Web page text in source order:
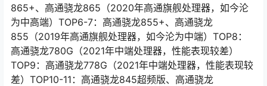
865+、高通骁龙865（2020年高通旗舰处理器，如今沦
为中高端）TOP6-7：高通骁龙855+、高通骁龙
855（2019年高通旗舰处理器，如今沦为中端）TOP8：
高通骁龙780G（2021年中端处理器，性能表现较差）
TOP9：高通骁龙778G（2021年中端处理器，性能表现较
差）TOP10-11：高通骁龙845超频版、高通骁龙